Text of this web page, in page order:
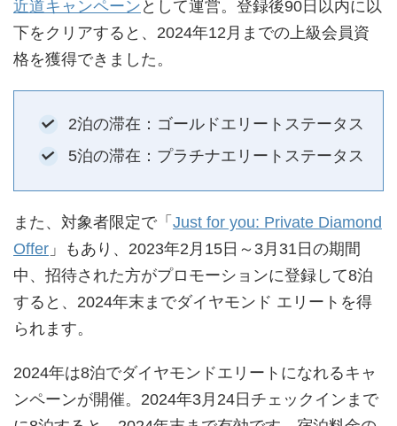
近道キャンペーン として運営。登録後90日以内に以
下をクリアすると、2024年12月までの上級会員資
格を獲得できました。
2泊の滞在：ゴールドエリートステータス
5泊の滞在：プラチナエリートステータス
また、対象者限定で「 Just for you: Private Diamond
Offer 」もあり、2023年2月15日～3月31日の期間
中、招待された方がプロモーションに登録して8泊
すると、2024年末までダイヤモンド エリートを得
られます。
2024年は8泊でダイヤモンドエリートになれるキャ
ンペーンが開催。2024年3月24日チェックインまで